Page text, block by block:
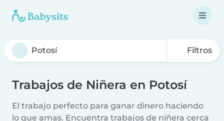
Filtros
Trabajos de Niñera en Potosí
El trabajo perfecto para ganar dinero haciendo
lo que amas. Encuentra trabajos de niñera cerca